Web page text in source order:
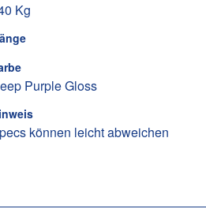
Kg
Purple Gloss
können leicht abweichen